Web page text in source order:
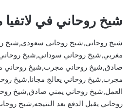
شيخ روحاني في
شيخ روحاني,شيخ روحاني سعودي,شيخ
مغربي,شيخ روحاني سوداني,شيخ
صادق,شيخ روحاني مجرب,شيخ روحاني
مجرب,شيخ روحاني يعالج مجانا,شيخ
العمل,شيخ روحاني يمني صادق,شيخ
روحاني يقبل الدفع بعد النتيجه,شيخ